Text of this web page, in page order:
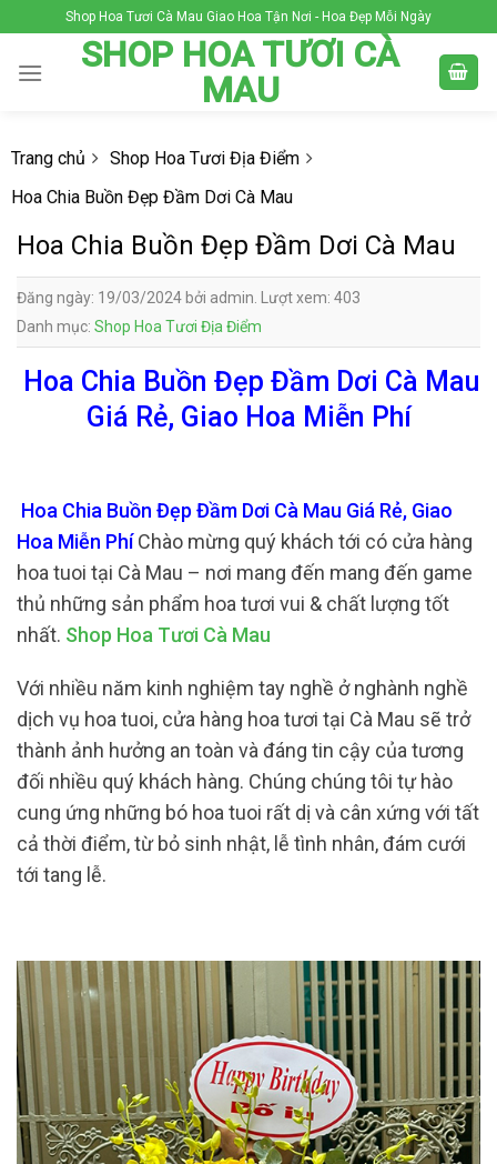
to
content
Shop Hoa Tươi Cà Mau Giao Hoa Tận Nơi - Hoa Đẹp Mỗi Ngày
SHOP HOA TƯƠI CÀ
MAU
Trang chủ
Shop Hoa Tươi Địa Điểm
Hoa Chia Buồn Đẹp Đầm Dơi Cà Mau
Hoa Chia Buồn Đẹp Đầm Dơi Cà Mau
Đăng ngày: 19/03/2024 bởi admin. Lượt xem: 403
Danh mục: Shop Hoa Tươi Địa Điểm
Hoa Chia Buồn Đẹp Đầm Dơi Cà Mau
Giá Rẻ, Giao Hoa Miễn Phí
Hoa Chia Buồn Đẹp Đầm Dơi Cà Mau Giá Rẻ, Giao
Hoa Miễn PhíChào mừng quý khách tới có cửa hàng
hoa tuoi tại Cà Mau – nơi mang đến mang đến game
thủ những sản phẩm hoa tươi vui & chất lượng tốt
nhất. Shop Hoa Tươi Cà Mau
Với nhiều năm kinh nghiệm tay nghề ở nghành nghề
dịch vụ hoa tuoi, cửa hàng hoa tươi tại Cà Mau sẽ trở
thành ảnh hưởng an toàn và đáng tin cậy của tương
đối nhiều quý khách hàng. Chúng chúng tôi tự hào
cung ứng những bó hoa tuoi rất dị và cân xứng với tất
cả thời điểm, từ bỏ sinh nhật, lễ tình nhân, đám cưới
tới tang lễ.